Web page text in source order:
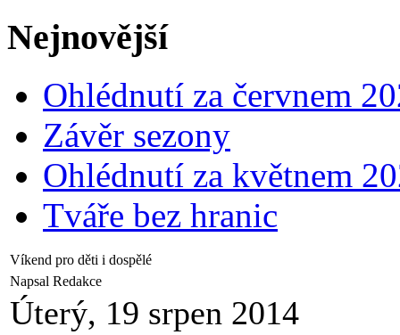
Nejnovější
Ohlédnutí za červnem
Závěr sezony
Ohlédnutí za květnem
Tváře bez hranic
Víkend pro děti i dospělé
Napsal Redakce
Úterý, 19 srpen 2014